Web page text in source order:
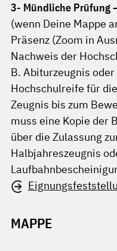
3- Mündliche Prüfung
(wenn Deine Mappe
Präsenz (Zoom in
Nachweis der
B. Abiturzeugnis
Hochschulreife für
Zeugnis bis zum
muss eine Kopie der
über die Zulassung
Halbjahreszeugnis
MAPPE